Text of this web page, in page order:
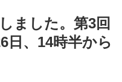
ました。第3回
日、14時半から